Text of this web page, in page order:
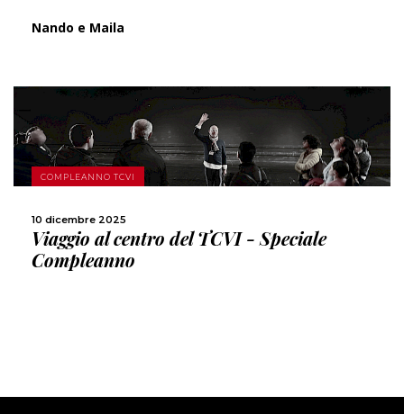
Nando e Maila
COMPLEANNO TCVI
10 dicembre 2025
Viaggio al centro del TCVI - Speciale
Compleanno
SCOPRI DI PIÙ